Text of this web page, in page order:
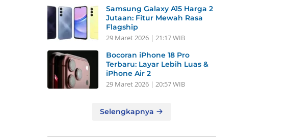
Samsung Galaxy A15 Harga 2
Jutaan: Fitur Mewah Rasa
Flagship
29 Maret 2026 | 21:17 WIB
Bocoran iPhone 18 Pro
Terbaru: Layar Lebih Luas &
iPhone Air 2
29 Maret 2026 | 20:57 WIB
Selengkapnya